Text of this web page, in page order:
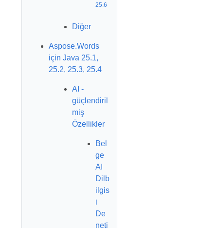
25.6
Diğer
Aspose.Words
için Java 25.1,
25.2, 25.3, 25.4
AI -
güçlendiril
miş
Özellikler
Bel
ge
AI
Dilb
ilgis
i
De
neti